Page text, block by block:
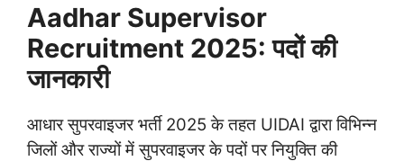
Aadhar Supervisor
Recruitment 2025: पदों की
जानकारी
आधार सुपरवाइजर भर्ती 2025 के तहत UIDAI द्वारा विभिन्न
जिलों और राज्यों में सुपरवाइजर के पदों पर नियुक्ति की